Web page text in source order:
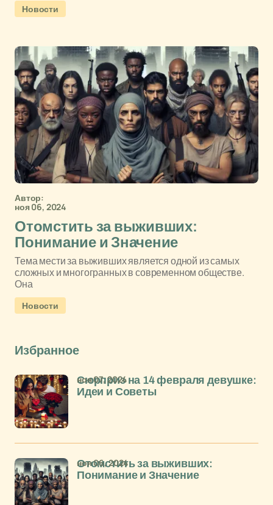
Новости
Автор:
ноя 06, 2024
Отомстить за выживших:
Понимание и Значение
Тема мести за выживших является одной из самых
сложных и многогранных в современном обществе.
Она
Новости
Избранное
Сюрприз на 14 февраля девушке:
Идеи и Советы
ноя 07, 2024
Отомстить за выживших:
Понимание и Значение
ноя 06, 2024